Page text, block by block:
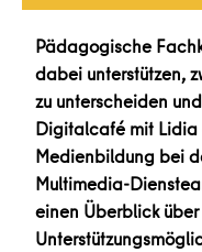
Pädagogische
dabei unterstützen,
zu unterscheiden
Digitalcafé mit Lidia
Medienbildung bei
Multimedia-
einen Überblick